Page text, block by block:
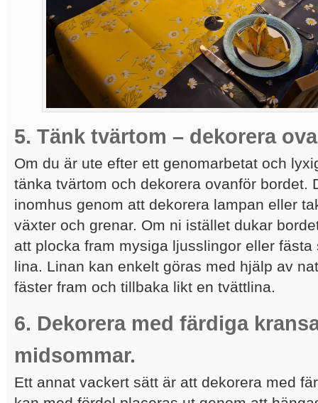
5. Tänk tvärtom – dekorera
Om du är ute efter ett genomarbetat och
tänka tvärtom och dekorera ovanför bordet.
inomhus genom att dekorera lampan eller
växter och grenar. Om ni istället dukar
att plocka fram mysiga ljusslingor eller fästa
lina. Linan kan enkelt göras med hjälp av
fäster fram och tillbaka likt en tvättlina.
6. Dekorera med färdiga
midsommar.
Ett annat vackert sätt är att dekorera med